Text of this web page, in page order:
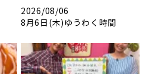
2026/08/06
8月6日(木)ゆうわく時間